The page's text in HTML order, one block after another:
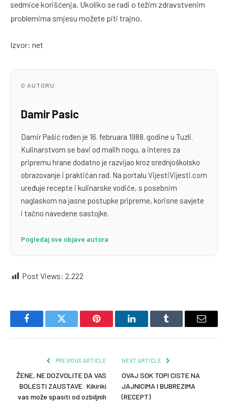
sedmice korišćenja. Ukoliko se radi o težim zdravstvenim
problemima smjesu možete piti trajno.
Izvor: net
O AUTORU
Damir Pasic
Damir Pašić rođen je 16. februara 1988. godine u Tuzli.
Kulinarstvom se bavi od malih nogu, a interes za
pripremu hrane dodatno je razvijao kroz srednjoškolsko
obrazovanje i praktičan rad. Na portalu VijestiVijesti.com
uređuje recepte i kulinarske vodiče, s posebnim
naglaskom na jasne postupke pripreme, korisne savjete
i tačno navedene sastojke.
Pogledaj sve objave autora
Post Views: 2.222
FacebookTwitter Pinterest LinkedInTumblr Email
PREVIOUS ARTICLE
ŽENE, NE DOZVOLITE DA VAS
BOLESTI ZAUSTAVE: Kikiriki
vas može spasiti od ozbiljnih
NEXT ARTICLE
OVAJ SOK TOPI CISTE NA
JAJNICIMA I BUBREZIMA
(RECEPT)